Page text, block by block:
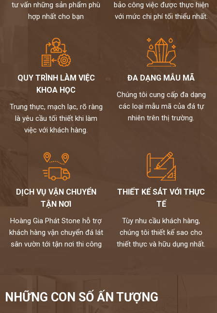
tư vấn những sản phẩm phù
hợp nhất cho bạn
bảo công việc được thực hiện
với mức chi phí tối thiểu nhất.
QUY TRÌNH LÀM VIỆC
KHOA HỌC
Trung thực, mạch lạc, rõ ràng
là yêu cầu tối thiết khi làm
việc với khách hàng.
ĐA DẠNG MẪU MÃ
Chúng tôi cung cấp đa dạng
các loại mẫu mã của đá tự
nhiên trên thị trường.
DỊCH VỤ VẬN CHUYỂN
TẬN NƠI
Hoàng Gia Phát Stone hỗ trợ
khách hàng vận chuyển đá lát
sân vườn tới tận nơi thi công
THIẾT KẾ SÁT VỚI THỰC
TẾ
Tùy nhu cầu khách hàng,
chúng tôi thiết kế sao cho
thiết thực và hữu dụng nhất.
NHỮNG CON SỐ ẤN TƯỢNG